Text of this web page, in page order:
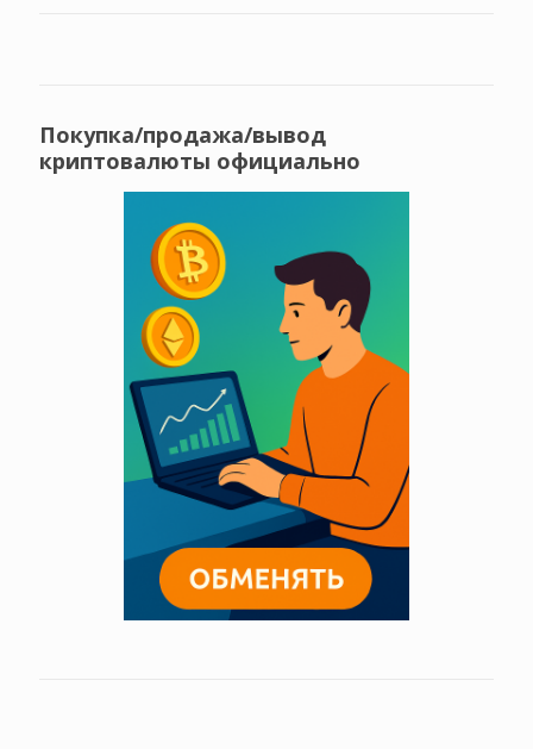
Покупка/продажа/вывод
криптовалюты официально